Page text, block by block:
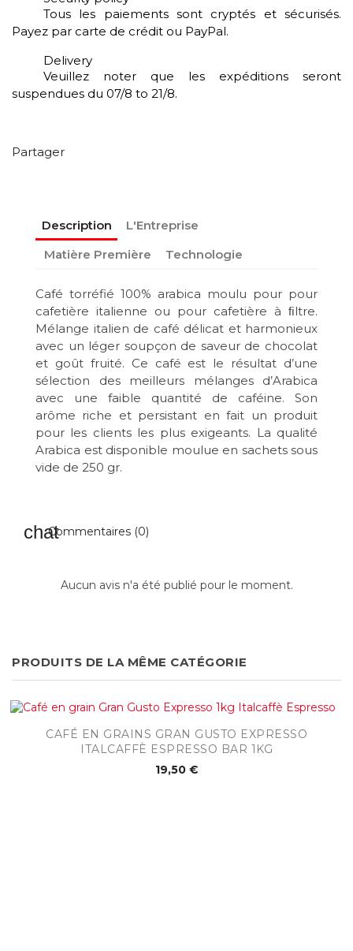
Tous les paiements sont cryptés et sécurisés.
Payez par carte de crédit ou PayPal.
Delivery
Veuillez noter que les expéditions seront
suspendues du 07/8 to 21/8.
Partager
Description
L'Entreprise
Matière Première
Technologie
Café torréfié 100% arabica moulu pour pour
cafetière italienne ou pour cafetière à ﬁltre.
Mélange italien de café délicat et harmonieux
avec un léger soupçon de saveur de chocolat
et goût fruité. Ce café est le résultat d’une
sélection des meilleurs mélanges d’Arabica
avec une faible quantité de caféine. Son
arôme riche et persistant en fait un produit
pour les clients les plus exigeants. La qualité
Arabica est disponible moulue en sachets sous
vide de 250 gr.
Commentaires (0)
Aucun avis n'a été publié pour le moment.
PRODUITS DE LA MÊME CATÉGORIE
CAFÉ EN GRAINS GRAN GUSTO EXPRESSO
ITALCAFFÈ ESPRESSO BAR 1KG
19,50 €